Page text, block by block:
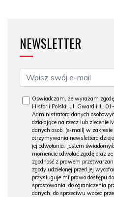
NEWSLETTER
Oświadczam, że wyrażam
Historii Polski, ul. Gwardii 1,
Administratora danych
działające na rzecz lub zlecenie
danych osob. (e-mail) w
otrzymywania newslettera
jej odwołania. Jestem
momencie odwołać zgodę oraz
zgodność z prawem
zgody udzielonej przed jej
przysługuje mi prawo dostępu
sprostowania, do ograniczenia
danych, do sprzeciwu wobec